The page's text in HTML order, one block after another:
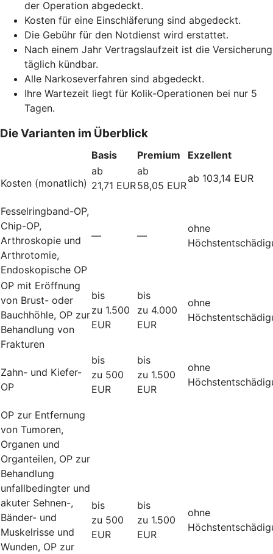
der Operation abgedeckt.
Kosten für eine Einschläferung sind abgedeckt.
Die Gebühr für den Notdienst wird erstattet.
Nach einem Jahr Vertragslaufzeit ist die Versicherung
täglich kündbar.
Alle Narkoseverfahren sind abgedeckt.
Ihre Wartezeit liegt für Kolik-Operationen bei nur 5
Tagen.
Die Varianten im Überblick
Basis Premium Exzellent
Kosten (monatlich)
ab
21,71 EUR
ab
58,05 EUR
ab 103,14 EUR
Fesselringband-OP,
Chip-OP,
Arthroskopie und
Arthrotomie,
Endoskopische OP
— —
ohne
OP mit Eröffnung
von Brust- oder
Bauchhöhle, OP zur
Behandlung von
Frakturen
bis
zu 1.500
EUR
bis
zu 4.000
EUR
ohne
Zahn- und Kiefer-
OP
bis
zu 500
EUR
bis
zu 1.500
EUR
ohne
OP zur Entfernung
von Tumoren,
Organen und
Organteilen, OP zur
Behandlung
unfallbedingter und
akuter Sehnen-,
Bänder- und
Muskelrisse und
Wunden, OP zur
bis
zu 500
EUR
bis
zu 1.500
EUR
ohne